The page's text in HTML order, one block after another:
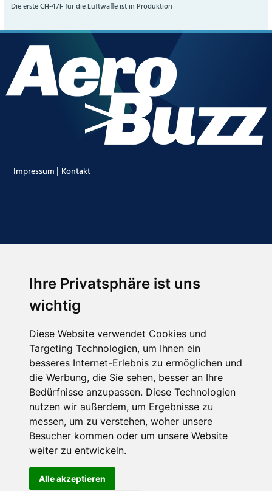
Ihre Privatsphäre ist uns
wichtig
Diese Website verwendet Cookies und
Targeting Technologien, um Ihnen ein
besseres Internet-Erlebnis zu ermöglichen und
die Werbung, die Sie sehen, besser an Ihre
Bedürfnisse anzupassen. Diese Technologien
nutzen wir außerdem, um Ergebnisse zu
messen, um zu verstehen, woher unsere
Besucher kommen oder um unsere Website
weiter zu entwickeln.
Alle akzeptieren
Die erste CH-47F für die Luftwaffe ist in Produktion
Impressum | Kontakt
Hier finden Sie uns auch
Abonnieren Sie unseren Newsletter
Email*